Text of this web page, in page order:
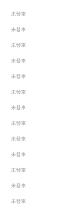
未發車
未發車
未發車
未發車
未發車
未發車
未發車
未發車
未發車
未發車
未發車
未發車
未發車